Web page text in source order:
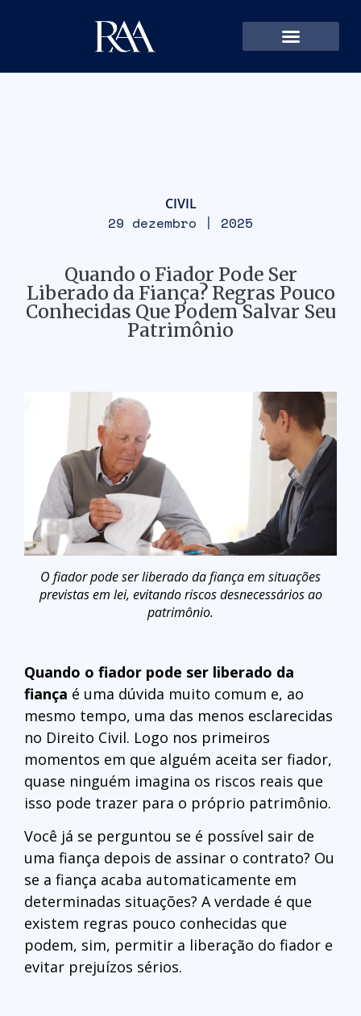
CIVIL
29 dezembro | 2025
Quando o Fiador Pode Ser
Liberado da Fiança? Regras Pouco
Conhecidas Que Podem Salvar Seu
Patrimônio
O fiador pode ser liberado da fiança em situações
previstas em lei, evitando riscos desnecessários ao
patrimônio.
Quando o fiador pode ser liberado da
fiança é uma dúvida muito comum e, ao
mesmo tempo, uma das menos esclarecidas
no Direito Civil. Logo nos primeiros
momentos em que alguém aceita ser fiador,
quase ninguém imagina os riscos reais que
isso pode trazer para o próprio patrimônio.
Você já se perguntou se é possível sair de
uma fiança depois de assinar o contrato? Ou
se a fiança acaba automaticamente em
determinadas situações? A verdade é que
existem regras pouco conhecidas que
podem, sim, permitir a liberação do fiador e
evitar prejuízos sérios.